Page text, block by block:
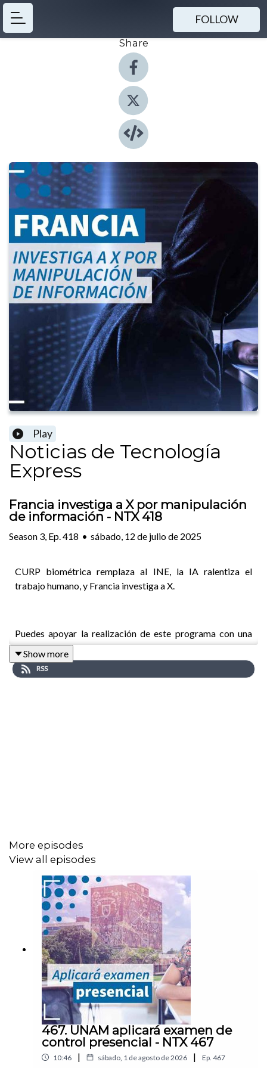
FOLLOW
Share
Play
Noticias de Tecnología
Express
Francia investiga a X por manipulación
de información - NTX 418
Season 3 Ep. 418 • sábado, 12 de julio de 2025
CURP biométrica remplaza al INE, la IA ralentiza el
trabajo humano, y Francia investiga a X.
Puedes apoyar la realización de este programa con una
suscripción. Más informaciónpor acá
02:25 Francia investiga a X por manipulación de datos
Análisis: Controlando el flujo de información
del episodio.
Show more
RSS
More episodes
View all episodes
467. UNAM aplicará examen de
control presencial - NTX 467
10:46 | sábado, 1 de agosto de 2026 | Ep. 467